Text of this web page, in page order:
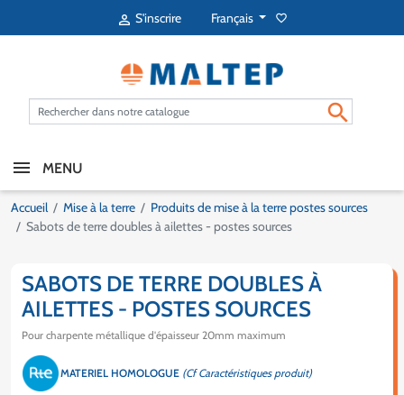
 S'inscrire Français favorite_border

MENU
Accueil Mise à la terre
Produits de mise à la terre postes sources
Sabots de terre doubles à ailettes - postes sources
SABOTS DE TERRE DOUBLES À
AILETTES - POSTES SOURCES
Pour charpente métallique d'épaisseur 20mm maximum
MATERIEL HOMOLOGUE (Cf Caractéristiques produit)